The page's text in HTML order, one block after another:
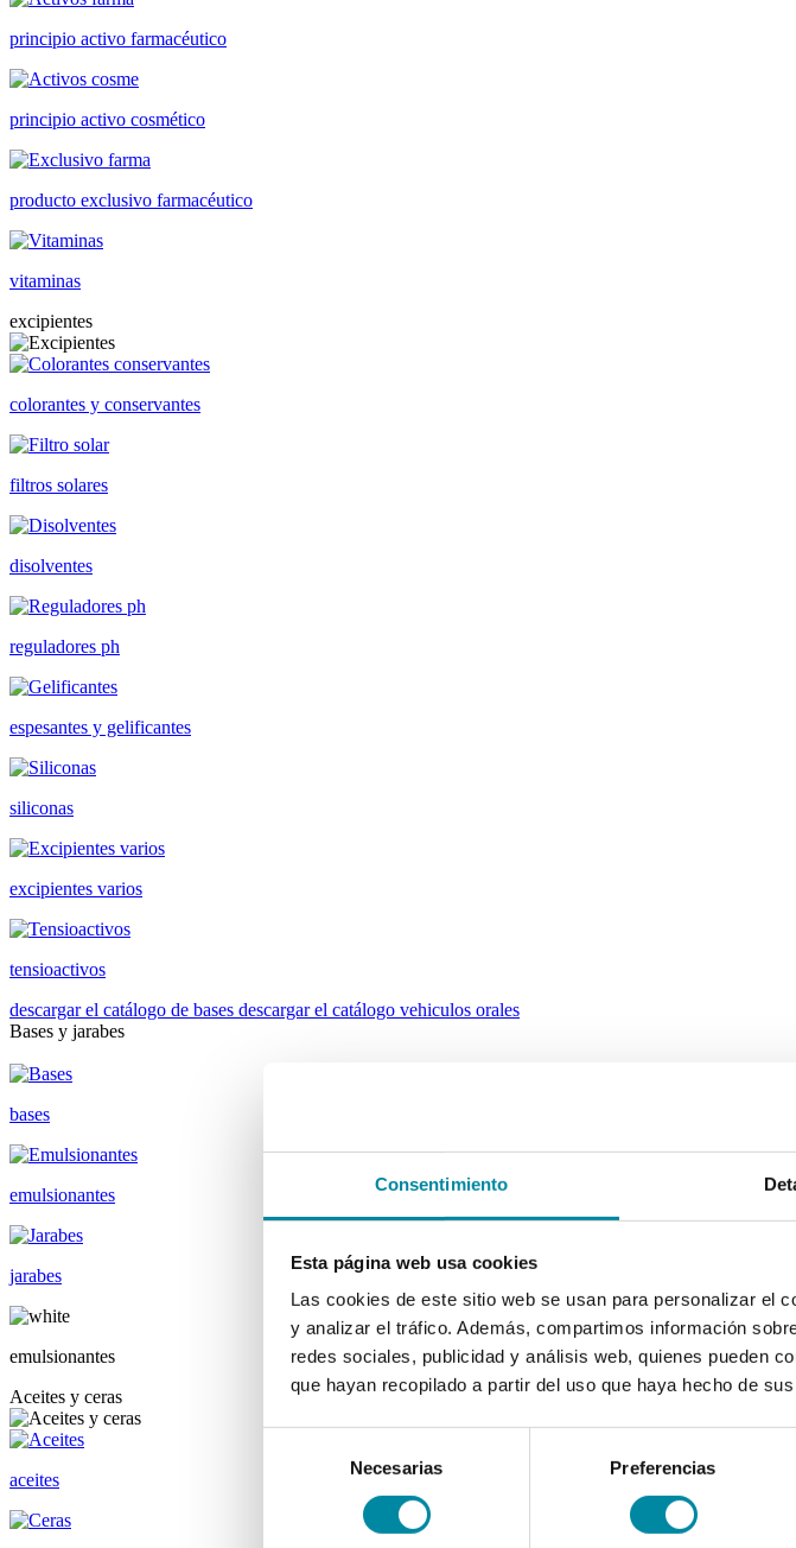
Consentimiento
Esta página web usa cookies
Las cookies de este sitio web se usan para personalizar el
y analizar el tráfico. Además, compartimos información
redes sociales, publicidad y análisis web, quienes pueden
que hayan recopilado a partir del uso que haya hecho de
consentimiento
Necesarias Preferencias
principio activo farmacéutico
principio activo cosmético
producto exclusivo farmacéutico
vitaminas
excipientes
colorantes y conservantes
filtros solares
disolventes
reguladores ph
espesantes y gelificantes
siliconas
excipientes varios
tensioactivos
descargar el catálogo de bases descargar el catálogo vehiculos orales
Bases y jarabes
bases
emulsionantes
jarabes
emulsionantes
Aceites y ceras
aceites